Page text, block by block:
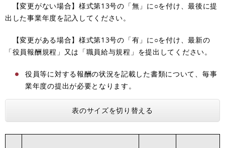
【変更がない場合】様式第13号の「無」に○を付け、最後に提
出した事業年度を記入してください。
【変更がある場合】様式第13号の「有」に○を付け、最新の
「役員報酬規程」又は「職員給与規程」を提出してください。
役員等に対する報酬の状況を記載した書類について、毎事
業年度の提出が必要となります。
表のサイズを切り替える